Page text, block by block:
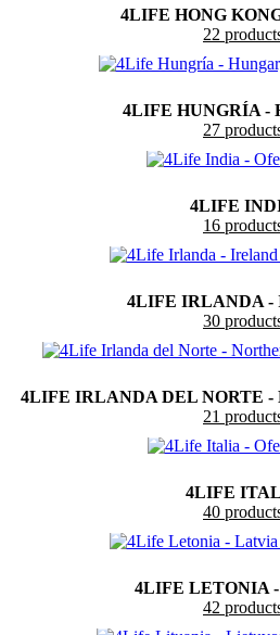
4LIFE HONG
22
4LIFE HUNGRÍA -
27
4LIFE
16
4LIFE IRLANDA -
30
4LIFE IRLANDA DEL NORTE
21
4LIFE
40
4LIFE LETONIA
42